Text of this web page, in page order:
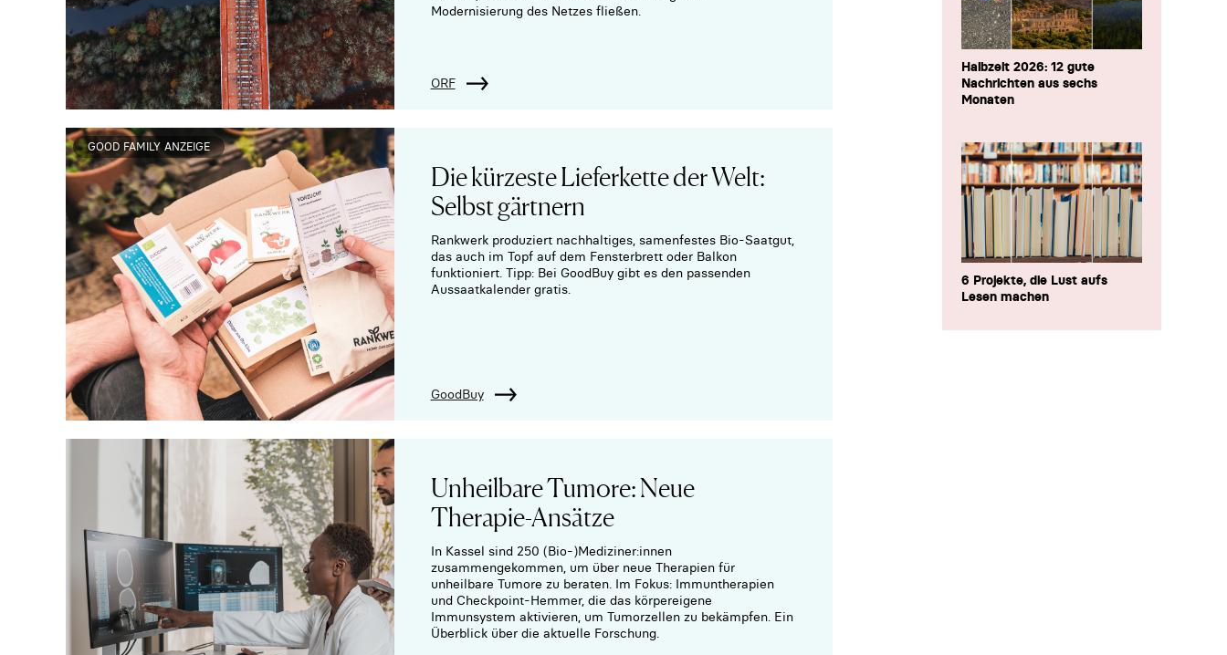
Modernisierung des Netzes fließen.
ORF
GOOD FAMILY ANZEIGE
Die kürzeste Lieferkette der Welt:
Selbst gärtnern
Rankwerk produziert nachhaltiges, samenfestes Bio-Saatgut,
das auch im Topf auf dem Fensterbrett oder Balkon
funktioniert. Tipp: Bei GoodBuy gibt es den passenden
Aussaatkalender gratis.
GoodBuy
Unheilbare Tumore: Neue
Therapie-Ansätze
In Kassel sind 250 (Bio-)Mediziner:innen
zusammengekommen, um über neue Therapien für
unheilbare Tumore zu beraten. Im Fokus: Immuntherapien
und Checkpoint-Hemmer, die das körpereigene
Immunsystem aktivieren, um Tumorzellen zu bekämpfen. Ein
Überblick über die aktuelle Forschung.
Halbzeit 2026: 12 gute
Nachrichten aus sechs
Monaten
6 Projekte, die Lust aufs
Lesen machen